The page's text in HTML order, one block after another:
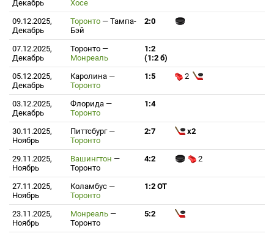
Декабрь
Хосе
09.12.2025,
Декабрь
Торонто — Тампа-
Бэй
2:0
07.12.2025,
Декабрь
Торонто —
Монреаль
1:2
(1:2 б)
05.12.2025,
Декабрь
Каролина —
Торонто
1:5 2
03.12.2025,
Декабрь
Флорида —
Торонто
1:4
30.11.2025,
Ноябрь
Питтсбург —
Торонто
2:7 x2
29.11.2025,
Ноябрь
Вашингтон —
Торонто
4:2 2
27.11.2025,
Ноябрь
Коламбус —
Торонто
1:2 ОТ
23.11.2025,
Ноябрь
Монреаль —
Торонто
5:2